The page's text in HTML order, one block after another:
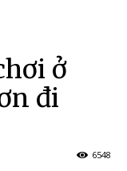
ở
đi
6548